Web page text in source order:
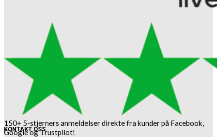
150+ 5-stjerners anmeldelser direkte fra kunder på Facebook,
Google og Trustpilot!
KONTAKT OSS